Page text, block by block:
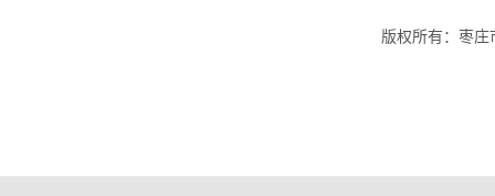
版权所有：枣